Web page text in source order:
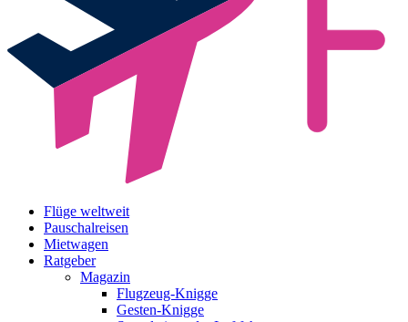
Flüge weltweit
Pauschalreisen
Mietwagen
Ratgeber
Magazin
Flugzeug-Knigge
Gesten-Knigge